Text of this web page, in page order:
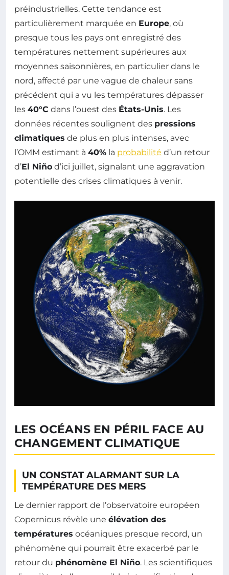
préindustrielles. Cette tendance est
particulièrement marquée en Europe, où
presque tous les pays ont enregistré des
températures nettement supérieures aux
moyennes saisonnières, en particulier dans le
nord, affecté par une vague de chaleur sans
précédent qui a vu les températures dépasser
les 40°C dans l’ouest des États-Unis. Les
données récentes soulignent des pressions
climatiques de plus en plus intenses, avec
l’OMM estimant à 40% la probabilité d’un retour
d’El Niño d’ici juillet, signalant une aggravation
potentielle des crises climatiques à venir.
LES OCÉANS EN PÉRIL FACE AU
CHANGEMENT CLIMATIQUE
UN CONSTAT ALARMANT SUR LA
TEMPÉRATURE DES MERS
Le dernier rapport de l’observatoire européen
Copernicus révèle une élévation des
températures océaniques presque record, un
phénomène qui pourrait être exacerbé par le
retour du phénomène El Niño. Les scientifiques